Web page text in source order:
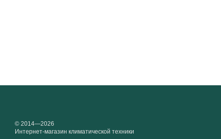
© 2014—2026
Интернет-магазин климатической техники